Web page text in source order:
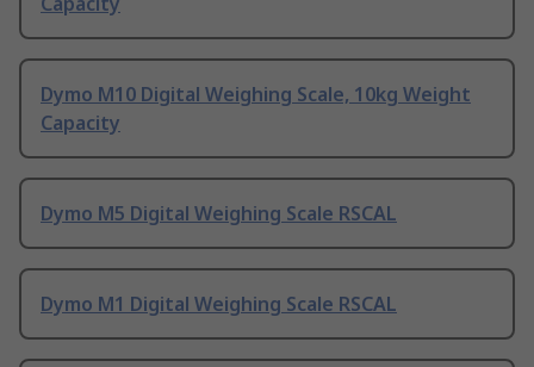
Dymo M10 Digital Weighing Scale, 10kg Weight
Capacity
Dymo M5 Digital Weighing Scale RSCAL
Dymo M1 Digital Weighing Scale RSCAL